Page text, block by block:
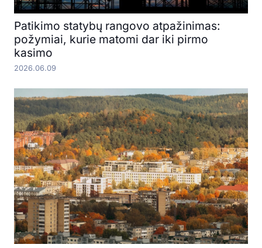
Patikimo statybų rangovo atpažinimas:
požymiai, kurie matomi dar iki pirmo
kasimo
2026.06.09